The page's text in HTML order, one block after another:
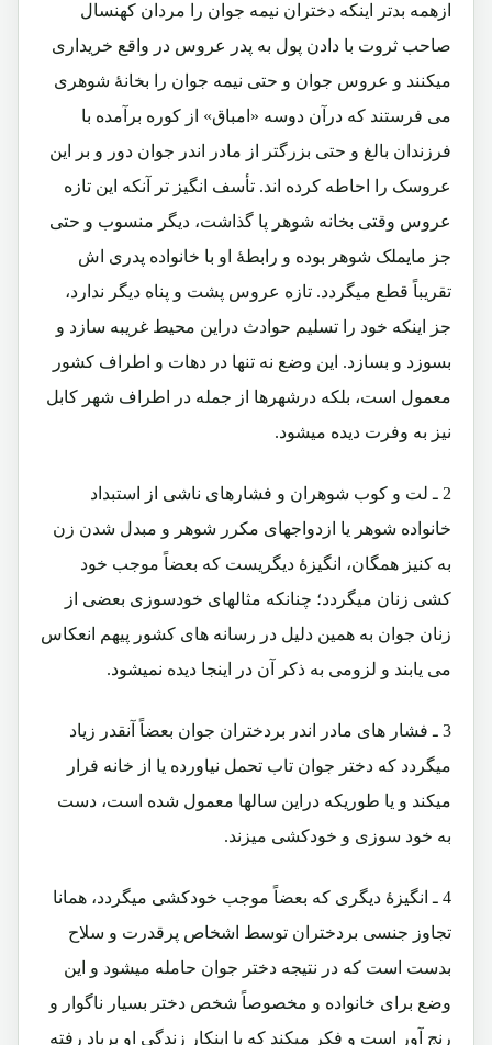
ازهمه بدتر اینکه دختران نیمه جوان را مردان کهنسال
صاحب ثروت با دادن پول به پدر عروس در واقع خریداری
میکنند و عروس جوان و حتی نیمه جوان را بخانۀ شوهری
می فرستند که درآن دوسه «امباق» از کوره برآمده با
فرزندان بالغ و حتی بزرگتر از مادر اندر جوان دور و بر این
عروسک را احاطه کرده اند. تأسف انگیز تر آنکه این تازه
عروس وقتی بخانه شوهر پا گذاشت، دیگر منسوب و حتی
جز مایملک شوهر بوده و رابطۀ او با خانواده پدری اش
تقریباً قطع میگردد. تازه عروس پشت و پناه دیگر ندارد،
جز اینکه خود را تسلیم حوادث دراین محیط غریبه سازد و
بسوزد و بسازد. این وضع نه تنها در دهات و اطراف کشور
معمول است، بلکه درشهرها از جمله در اطراف شهر کابل
نیز به وفرت دیده میشود.
2 ـ
لت و کوب شوهران و فشارهای ناشی از استبداد
خانواده شوهر یا ازدواجهای مکرر شوهر و مبدل شدن زن
به کنیز همگان، انگیزۀ دیگریست که بعضاً موجب خود
کشی زنان میگردد؛ چنانکه مثالهای خودسوزی بعضی از
زنان جوان به همین دلیل در رسانه های کشور پیهم انعکاس
می یابند و لزومی به ذکر آن در اینجا دیده نمیشود.
3 ـ
فشار های مادر اندر بردختران جوان بعضاً آنقدر زیاد
میگردد که دختر جوان تاب تحمل نیاورده یا از خانه فرار
میکند و یا طوریکه دراین سالها معمول شده است، دست
به خود سوزی و خودکشی میزند.
4 ـ
انگیزۀ دیگری که بعضاً موجب خودکشی میگردد، همانا
تجاوز جنسی بردختران توسط اشخاص پرقدرت و سلاح
بدست است که در نتیجه دختر جوان حامله میشود و این
وضع برای خانواده و مخصوصاً شخص دختر بسیار ناگوار و
رنج آور است و فکر میکند که با اینکار زندگی او برباد رفته